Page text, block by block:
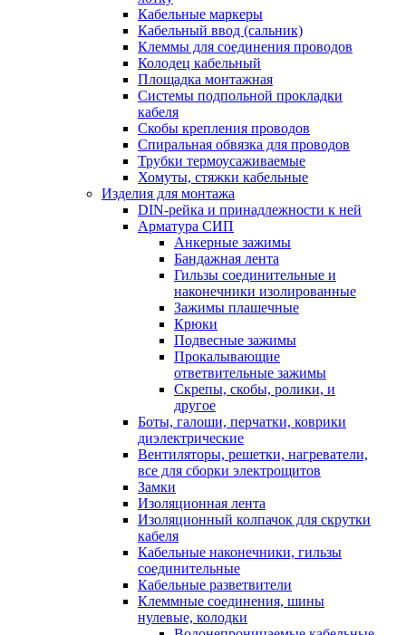
Кабельные маркеры
Кабельный ввод (сальник)
Клеммы для соединения проводов
Колодец кабельный
Площадка монтажная
Системы подпольной прокладки
кабеля
Скобы крепления проводов
Спиральная обвязка для проводов
Трубки термоусаживаемые
Хомуты, стяжки кабельные
Изделия для монтажа
DIN-рейка и принадлежности к ней
Арматура СИП
Анкерные зажимы
Бандажная лента
Гильзы соединительные и
наконечники изолированные
Зажимы плашечные
Крюки
Подвесные зажимы
Прокалывающие
ответвительные зажимы
Скрепы, скобы, ролики, и
другое
Боты, галоши, перчатки, коврики
диэлектрические
Вентиляторы, решетки, нагреватели,
все для сборки электрощитов
Замки
Изоляционная лента
Изоляционный колпачок для скрутки
кабеля
Кабельные наконечники, гильзы
соединительные
Кабельные разветвители
Клеммные соединения, шины
нулевые, колодки